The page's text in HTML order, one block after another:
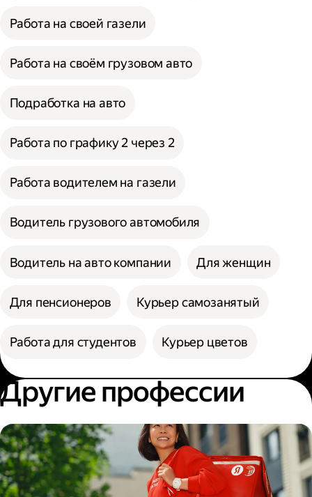
Работа на своей газели
Работа на своём грузовом авто
Подработка на авто
Работа по графику 2 через 2
Работа водителем на газели
Водитель грузового автомобиля
Водитель на авто компании Для женщин
Для пенсионеров Курьер самозанятый
Работа для студентов Курьер цветов
Другие профессии